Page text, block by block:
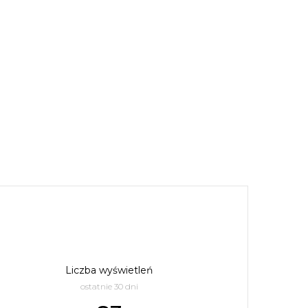
Liczba wyświetleń
ostatnie 30 dni